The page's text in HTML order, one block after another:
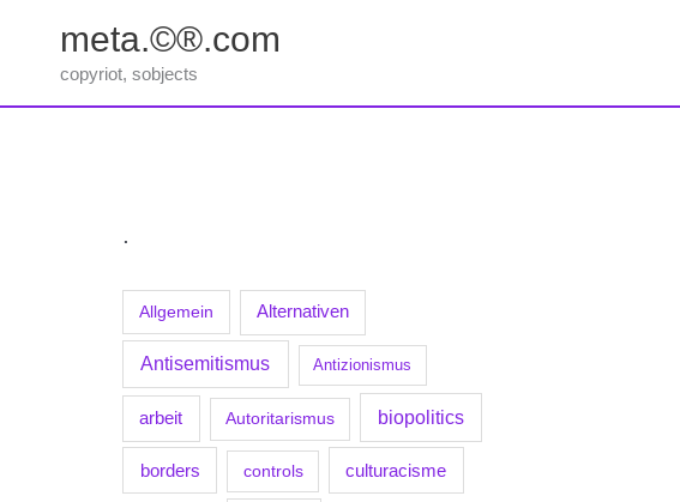
springen
meta.©®.com
copyriot, sobjects
.
Allgemein Alternativen
Antisemitismus Antizionismus
arbeit Autoritarismus biopolitics
borders controls culturacisme